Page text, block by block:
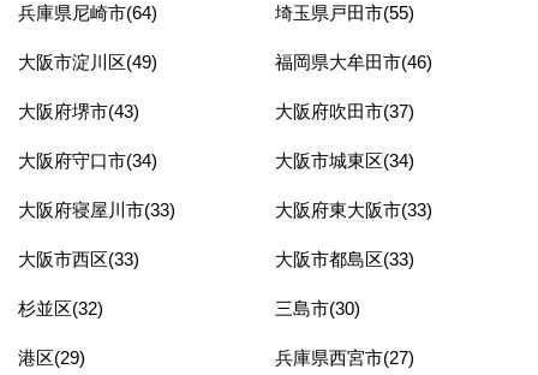
兵庫県尼崎市(64) 埼玉県戸田市(55)
大阪市淀川区(49) 福岡県大牟田市(46)
大阪府堺市(43) 大阪府吹田市(37)
大阪府守口市(34) 大阪市城東区(34)
大阪府寝屋川市(33) 大阪府東大阪市(33)
大阪市西区(33) 大阪市都島区(33)
杉並区(32) 三島市(30)
港区(29) 兵庫県西宮市(27)